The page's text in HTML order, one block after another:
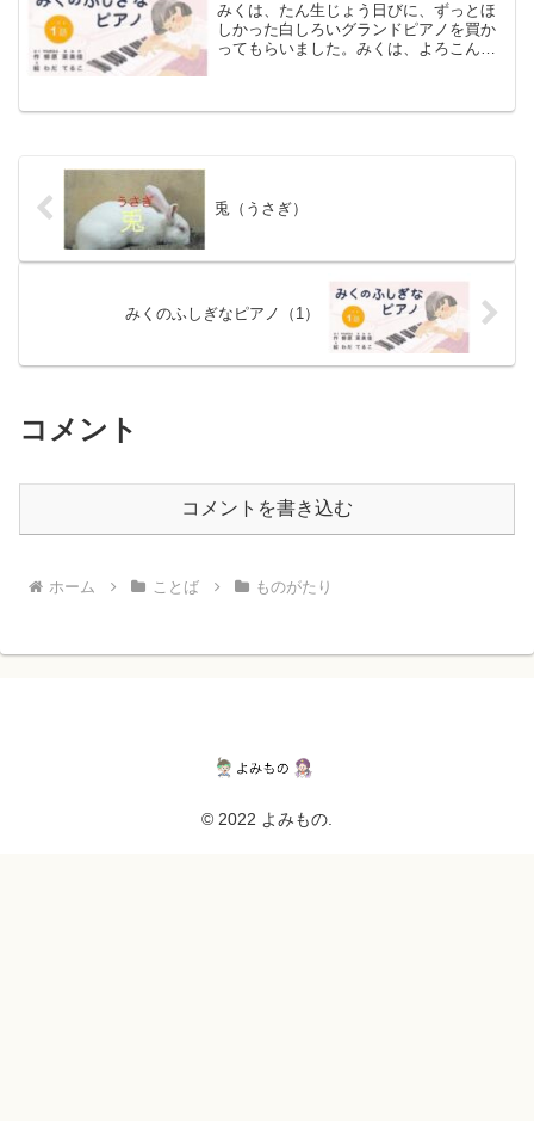
みくは、たん生じょう日びに、ずっとほ
しかった白しろいグランドピアノを買か
ってもらいました。みくは、よろこん
兎（うさぎ）
みくのふしぎなピアノ（1）
コメント
コメントを書き込む
ホーム ことば ものがたり
© 2022 よみもの.